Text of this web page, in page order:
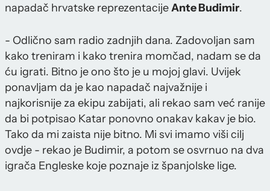
napadač hrvatske reprezentacijeAnte Budimir.
- Odlično sam radio zadnjih dana. Zadovoljan sam
kako treniram i kako trenira momčad, nadam se da
ću igrati. Bitno je ono što je u mojoj glavi. Uvijek
ponavljam da je kao napadač najvažnije i
najkorisnije za ekipu zabijati, ali rekao sam već ranije
da bi potpisao Katar ponovno onakav kakav je bio.
Tako da mi zaista nije bitno. Mi svi imamo viši cilj
ovdje - rekao je Budimir, a potom se osvrnuo na dva
igrača Engleske koje poznaje iz španjolske lige.